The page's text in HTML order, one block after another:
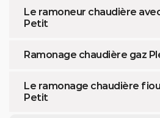
Le ramoneur chaudière
Petit
Ramonage chaudière gaz
Le ramonage chaudière
Petit